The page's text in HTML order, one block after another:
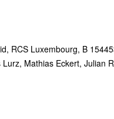
RCS Luxembourg, B
Mathias Eckert, Julian